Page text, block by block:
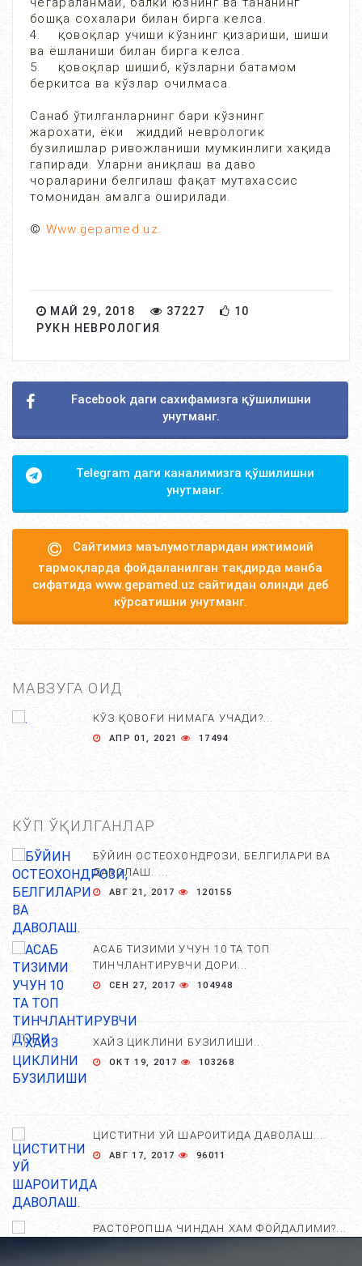
бошқа сохалари билан бирга келса.
4. қовоқлар учиши кўзнинг қизариши, шиши
ва ёшланиши билан бирга келса.
5. қовоқлар шишиб, кўзларни батамом
беркитса ва кўзлар очилмаса.
Санаб ўтилганларнинг бари кўзнинг
жарохати, ёки жиддий неврологик
бузилишлар ривожланиши мумкинлиги хақида
гапиради. Уларни аниқлаш ва даво
чораларини белгилаш фақат мутахассис
томонидан амалга оширилади.
© Www.gepamed.uz.
МАЙ 29, 2018 37227
10
РУКН НЕВРОЛОГИЯ
Facebook даги сахифамизга қўшилишни
унутманг.
Telegram даги каналимизга қўшилишни
унутманг.
Сайтимиз маълумотларидан ижтимоий
тармоқларда фойдаланилган тақдирда манба
сифатида www.gepamed.uz сайтидан олинди деб
кўрсатишни унутманг.
МАВЗУГА ОИД
КЎЗ ҚОВОҒИ НИМАГА УЧАДИ?...
АПР 01, 2021 17494
КЎП ЎҚИЛГАНЛАР
БЎЙИН ОСТЕОХОНДРОЗИ, БЕЛГИЛАРИ ВА
ДАВОЛАШ. ...
АВГ 21, 2017 120155
АСАБ ТИЗИМИ УЧУН 10 ТА ТОП
ТИНЧЛАНТИРУВЧИ ДОРИ...
СЕН 27, 2017 104948
ХАЙЗ ЦИКЛИНИ БУЗИЛИШИ...
ОКТ 19, 2017 103268
ЦИСТИТНИ УЙ ШАРОИТИДА ДАВОЛАШ....
АВГ 17, 2017 96011
РАСТОРОПША ЧИНДАН ХАМ ФОЙДАЛИМИ?...